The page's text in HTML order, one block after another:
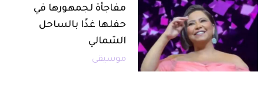
مفاجأة لجمهورها في
حفلها غدًا بالساحل
الشمالي
موسيقى